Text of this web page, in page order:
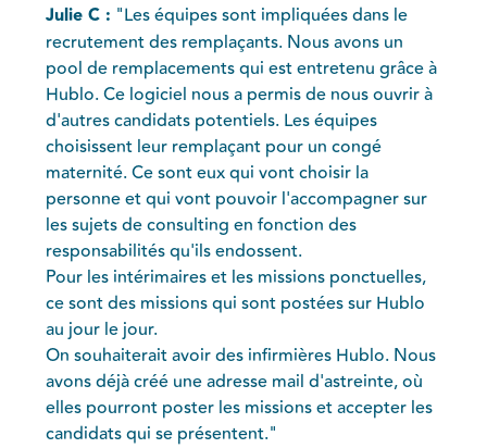
Julie C : "Les équipes sont impliquées dans le
recrutement des remplaçants. Nous avons un
pool de remplacements qui est entretenu grâce à
Hublo. Ce logiciel nous a permis de nous ouvrir à
d'autres candidats potentiels. Les équipes
choisissent leur remplaçant pour un congé
maternité. Ce sont eux qui vont choisir la
personne et qui vont pouvoir l'accompagner sur
les sujets de consulting en fonction des
responsabilités qu'ils endossent.
Pour les intérimaires et les missions ponctuelles,
ce sont des missions qui sont postées sur Hublo
au jour le jour.
On souhaiterait avoir des infirmières Hublo. Nous
avons déjà créé une adresse mail d'astreinte, où
elles pourront poster les missions et accepter les
candidats qui se présentent."